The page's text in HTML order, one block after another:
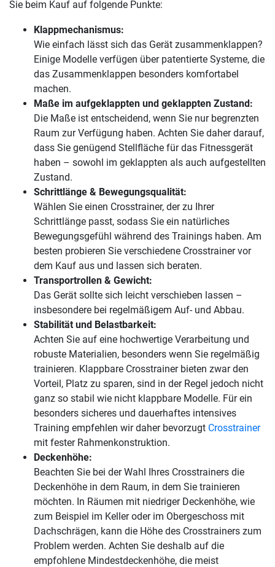
Sie beim Kauf auf folgende Punkte:
Klappmechanismus:
Wie einfach lässt sich das Gerät zusammenklappen?
Einige Modelle verfügen über patentierte Systeme, die
das Zusammenklappen besonders komfortabel
machen.
Maße im aufgeklappten und geklappten Zustand:
Die Maße ist entscheidend, wenn Sie nur begrenzten
Raum zur Verfügung haben. Achten Sie daher darauf,
dass Sie genügend Stellfläche für das Fitnessgerät
haben – sowohl im geklappten als auch aufgestellten
Zustand.
Schrittlänge & Bewegungsqualität:
Wählen Sie einen Crosstrainer, der zu Ihrer
Schrittlänge passt, sodass Sie ein natürliches
Bewegungsgefühl während des Trainings haben. Am
besten probieren Sie verschiedene Crosstrainer vor
dem Kauf aus und lassen sich beraten.
Transportrollen & Gewicht:
Das Gerät sollte sich leicht verschieben lassen –
insbesondere bei regelmäßigem Auf- und Abbau.
Stabilität und Belastbarkeit:
Achten Sie auf eine hochwertige Verarbeitung und
robuste Materialien, besonders wenn Sie regelmäßig
trainieren. Klappbare Crosstrainer bieten zwar den
Vorteil, Platz zu sparen, sind in der Regel jedoch nicht
ganz so stabil wie nicht klappbare Modelle. Für ein
besonders sicheres und dauerhaftes intensives
Training empfehlen wir daher bevorzugt Crosstrainer
mit fester Rahmenkonstruktion.
Deckenhöhe:
Beachten Sie bei der Wahl Ihres Crosstrainers die
Deckenhöhe in dem Raum, in dem Sie trainieren
möchten. In Räumen mit niedriger Deckenhöhe, wie
zum Beispiel im Keller oder im Obergeschoss mit
Dachschrägen, kann die Höhe des Crosstrainers zum
Problem werden. Achten Sie deshalb auf die
empfohlene Mindestdeckenhöhe, die meist